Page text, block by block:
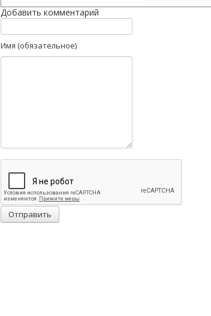
Добавить комментарий
Имя (обязательное)
Отправить